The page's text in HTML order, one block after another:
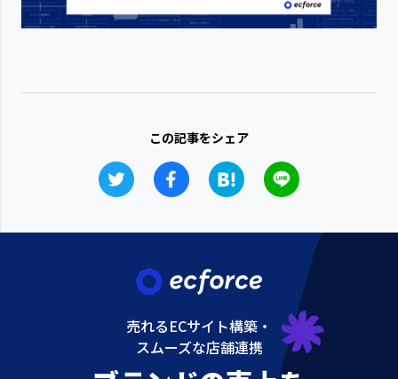
この記事をシェア
売れるECサイト構築・
スムーズな店舗連携